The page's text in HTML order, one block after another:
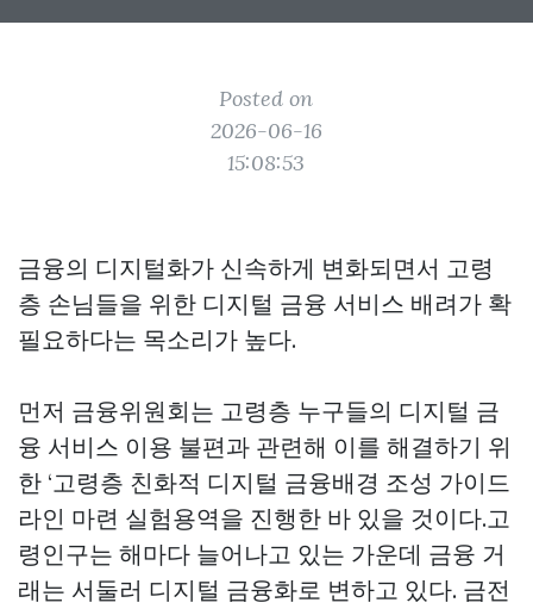
Posted on
2026-06-16
15:08:53
금융의 디지털화가 신속하게 변화되면서 고령
층 손님들을 위한 디지털 금융 서비스 배려가 확
필요하다는 목소리가 높다.
먼저 금융위원회는 고령층 누구들의 디지털 금
융 서비스 이용 불편과 관련해 이를 해결하기 위
한 ‘고령층 친화적 디지털 금융배경 조성 가이드
라인 마련 실험용역을 진행한 바 있을 것이다.고
령인구는 해마다 늘어나고 있는 가운데 금융 거
래는 서둘러 디지털 금융화로 변하고 있다. 금전